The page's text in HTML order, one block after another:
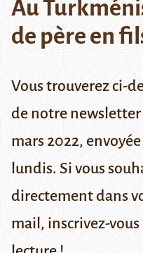
Au
de père en
Vous trouverez ci-
de notre
mars 2022,
lundis. Si vous
directement dans
mail, inscrivez-vous